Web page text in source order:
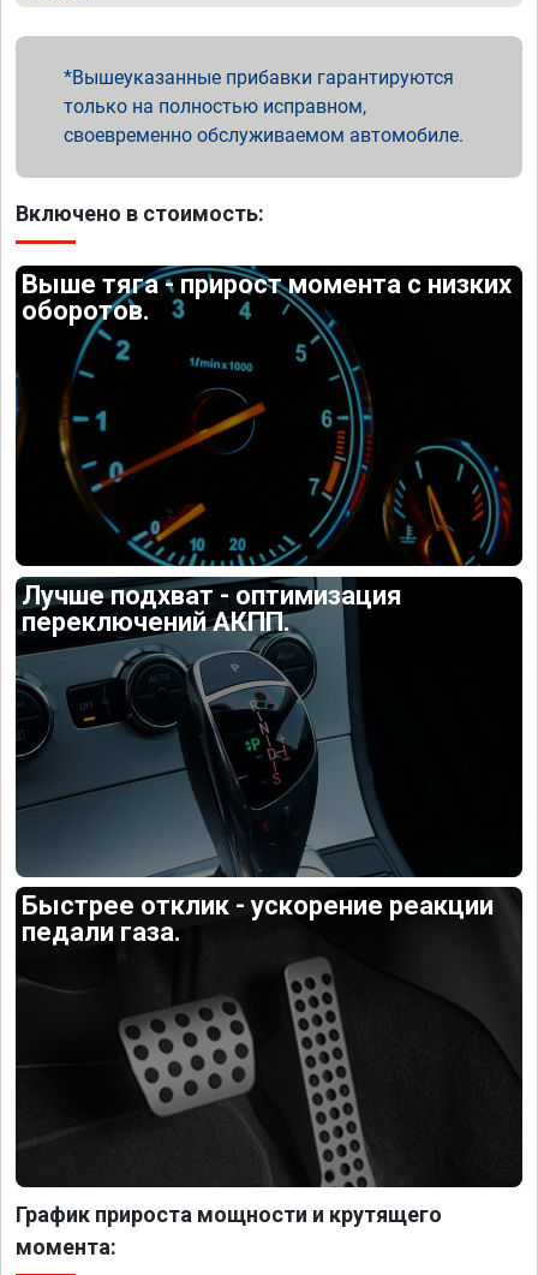
Вышеуказанные прибавки гарантируются
только на полностью исправном,
своевременно обслуживаемом автомобиле.
Включено в стоимость:
Выше тяга - прирост момента с низких
оборотов.
Лучше подхват - оптимизация
переключений АКПП.
Быстрее отклик - ускорение реакции
педали газа.
График прироста мощности и крутящего
момента: